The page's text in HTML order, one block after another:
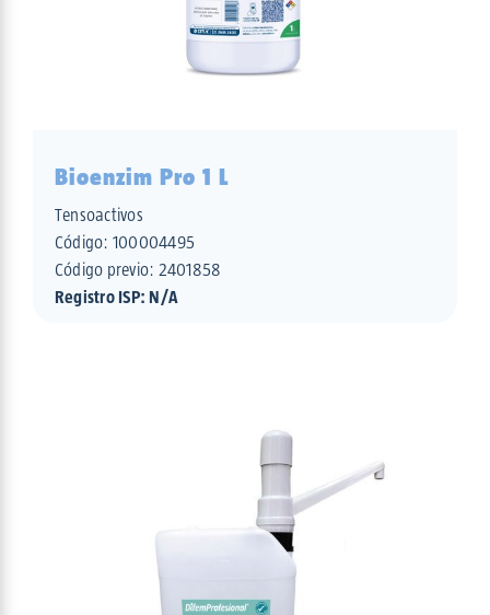
Bioenzim Pro 1 L
Tensoactivos
Código: 100004495
Código previo: 2401858
Registro ISP: N/A